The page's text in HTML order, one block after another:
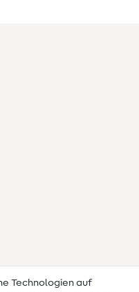
Technologien auf